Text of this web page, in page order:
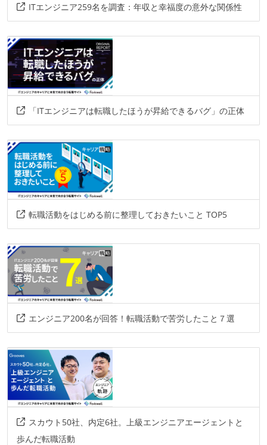
ITエンジニア259名を調査：年収と幸福度の意外な関係性
「ITエンジニアは転職したほうが昇給できるバグ」の正体
転職活動をはじめる前に整理しておきたいこと TOP5
エンジニア200名が回答！転職活動で苦労したこと７選
スカウト50社、内定6社。上級エンジニアエージェントと
歩んだ転職活動